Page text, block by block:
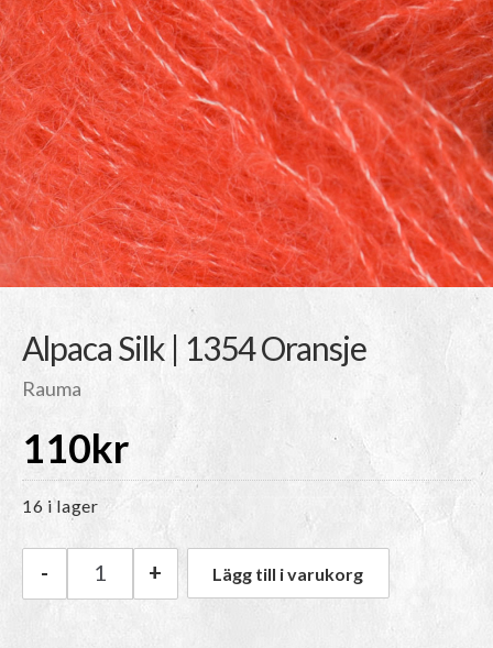
Alpaca Silk | 1354 Oransje
Rauma
110kr
16 i lager
Rauma Alpaca Silk | 1354 Oransje mängd
- + Lägg till i varukorg